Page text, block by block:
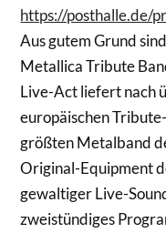
https://posthalle.de/
Aus gutem Grund
Metallica Tribute
Live-Act liefert nach
europäischen
größten Metalband
Original-Equipment
gewaltiger Live-
zweistündiges